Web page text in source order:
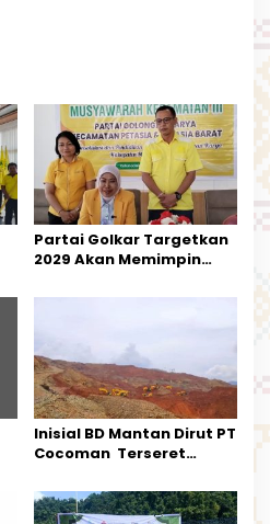
Partai Golkar Targetkan
2029 Akan Memimpin
Inisial BD Mantan Dirut PT
Cocoman Terseret
Tata Kelola Tambang
Kalimantan Barat